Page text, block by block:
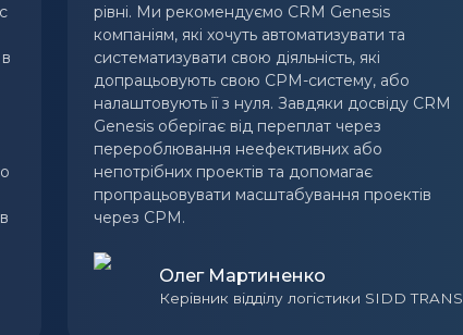
рівні. Ми рекомендуємо CRM Genesis
компаніям, які хочуть автоматизувати та
систематизувати свою діяльність, які
допрацьовують свою СРМ-систему, або
налаштовують її з нуля. Завдяки досвіду CRM
Genesis оберігає від переплат через
перероблювання неефективних або
непотрібних проектів та допомагає
пропрацьовувати масштабування проектів
через СРМ.
Олег Мартиненко
Керівник відділу логістики SIDD TRANS